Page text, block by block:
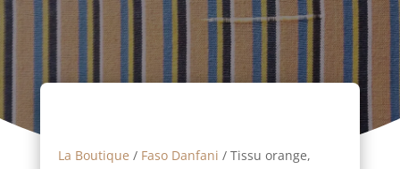
La Boutique / Faso Danfani / Tissu orange,